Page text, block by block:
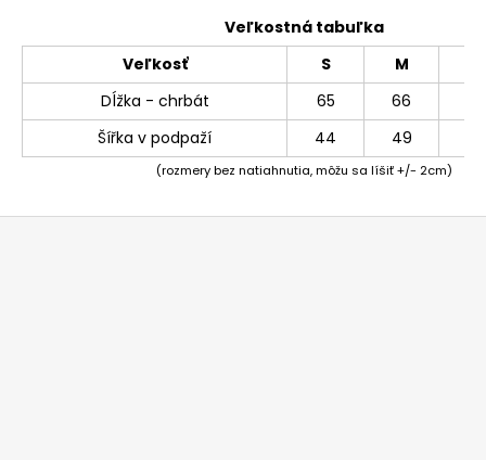
Veľkostná tabuľka
Veľkosť
S M
Dĺžka - chrbát
65 66
Šířka v podpaží
44 49
(rozmery bez natiahnutia, môžu sa líšiť +/- 2cm)
Z